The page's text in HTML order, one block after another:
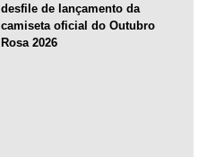
desfile de lançamento da
camiseta oficial do Outubro
Rosa 2026